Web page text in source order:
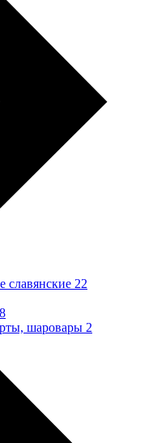
славянские 22
шаровары 2